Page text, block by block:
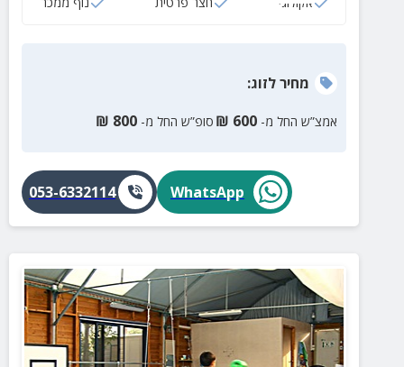
מחירלזוג:
אמצ”ש החל מ- 600
₪ סופ”ש החל מ- 800
₪
WhatsApp
053-6332114